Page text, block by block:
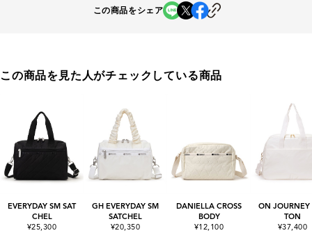
この商品をシェア
この商品を見た人がチェックしている商品
EVERYDAY SM SAT
CHEL
¥25,300
GH EVERYDAY SM
SATCHEL
¥20,350
DANIELLA CROSS
BODY
¥12,100
ON JOURNEY
TON
¥37,400